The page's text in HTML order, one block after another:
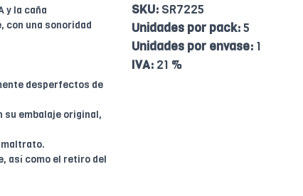
y la caña
con una sonoridad
desperfectos de
su embalaje original,
maltrato.
así como el retiro del
SKU: SR7225
Unidades por pack:5
Unidades por envase: 1
IVA: 21 %